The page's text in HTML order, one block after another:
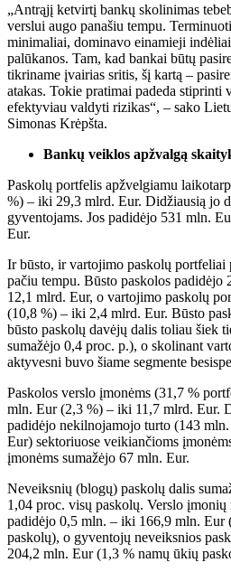
„Antrąjį ketvirtį bankų skolinimas
verslui augo panašiu tempu.
minimaliai, dominavo einamieji
palūkanos. Tam, kad bankai būtų
tikriname įvairias sritis, šį kartą –
atakas. Tokie pratimai padeda stiprinti
efektyviau valdyti rizikas“, – sako
Simonas Krėpšta.
Bankų veiklos apžvalgą
Paskolų portfelis apžvelgiamu
%) – iki 29,3 mlrd. Eur. Didžiausią jo
gyventojams. Jos padidėjo 531 mln.
Eur.
Ir būsto, ir vartojimo paskolų
pačiu tempu. Būsto paskolos
12,1 mlrd. Eur, o vartojimo paskolų
(10,8 %) – iki 2,4 mlrd. Eur. Būsto
būsto paskolų davėjų dalis toliau šiek
sumažėjo 0,4 proc. p.), o skolinant
aktyvesni buvo šiame segmente
Paskolos verslo įmonėms (31,7 %
mln. Eur (2,3 %) – iki 11,7 mlrd. Eur.
padidėjo nekilnojamojo turto (143
Eur) sektoriuose veikiančioms
įmonėms sumažėjo 67 mln. Eur.
Neveiksnių (blogų) paskolų dalis
1,04 proc. visų paskolų. Verslo
padidėjo 0,5 mln. – iki 166,9 mln. Eur
paskolų), o gyventojų neveiksnios
204,2 mln. Eur (1,3 % namų ūkių